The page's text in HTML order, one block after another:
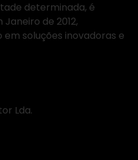
determinada, é
Janeiro de 2012,
soluções inovadoras e
Lda.